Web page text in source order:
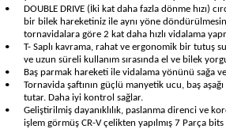
•
DOUBLE DRIVE (İki kat daha fazla dönme hızı)
bir bilek hareketiniz ile aynı yöne
tornavidalara göre 2 kat daha hızlı vidalama
•
T- Saplı kavrama, rahat ve ergonomik bir tutuş
ve uzun süreli kullanım sırasında el ve bilek
•
Baş parmak hareketi ile vidalama yönünü sağa
•
Tornavida şaftının güçlü manyetik ucu, baş
tutar. Daha iyi kontrol sağlar.
•
Geliştirilmiş dayanıklılık, paslanma direnci ve
işlem görmüş CR-V çelikten yapılmış 7 Parça